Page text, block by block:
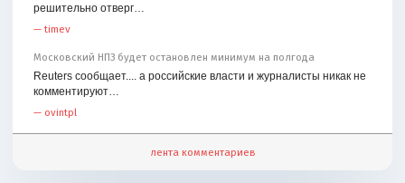
решительно отверг…
—timev
Московский НПЗ будет остановлен минимум на полгода
Reuters сообщает.... а российские власти и журналисты никак не
комментируют…
— ovintpl
лента комментариев